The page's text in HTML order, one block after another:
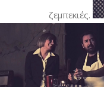
ζεμπεκιές.